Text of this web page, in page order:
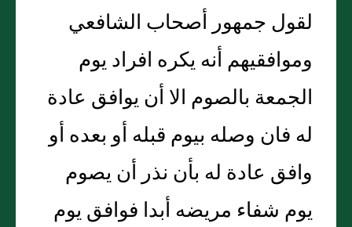
لقول جمهور أصحاب الشافعي
وموافقيهم أنه يكره افراد يوم
الجمعة بالصوم الا أن يوافق عادة
له فان وصله بيوم قبله أو بعده أو
وافق عادة له بأن نذر أن يصوم
يوم شفاء مريضه أبدا فوافق يوم